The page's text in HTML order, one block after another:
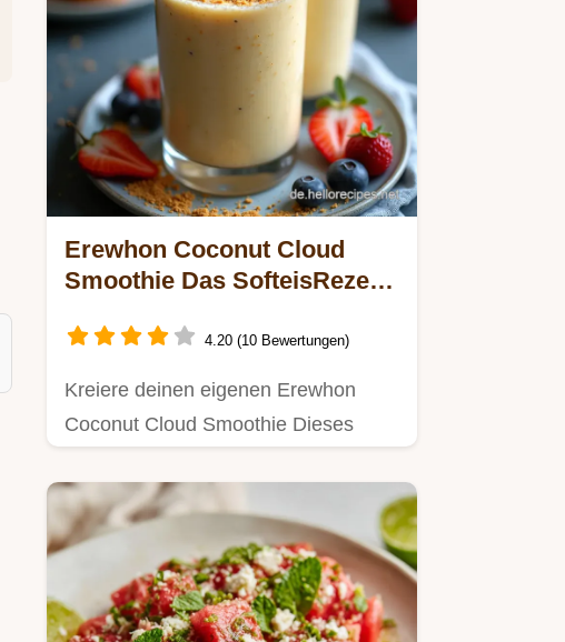
Erewhon Coconut Cloud
Smoothie Das SofteisRezept
4.20 (10 Bewertungen)
Kreiere deinen eigenen Erewhon
Coconut Cloud Smoothie Dieses